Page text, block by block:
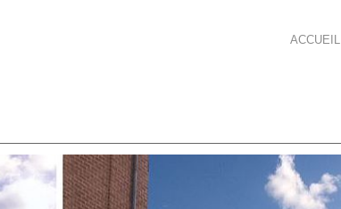
ACCUEIL